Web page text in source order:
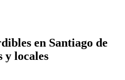
en Santiago de
y locales